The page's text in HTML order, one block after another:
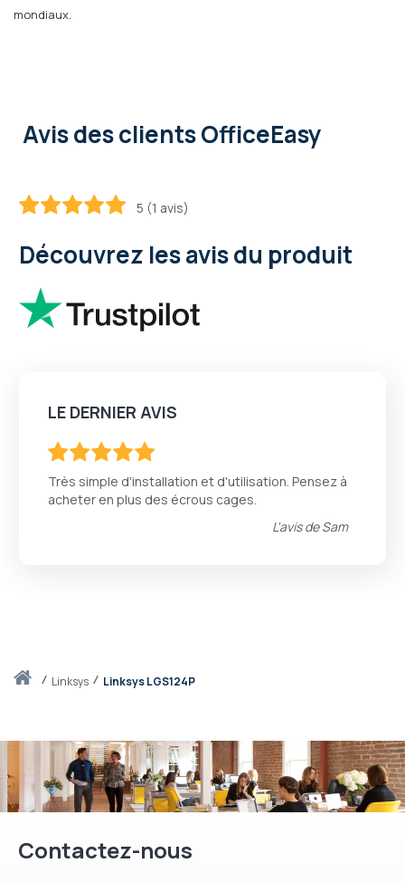
Accueillinksys Linksys LGS124P
mondiaux.
Avis des clients OfficeEasy
5 (1 avis)
Découvrez les avis du produit
LE DERNIER AVIS
Très simple d'installation et d'utilisation. Pensez à
acheter en plus des écrous cages.
L'avis deSam
Contactez-nous